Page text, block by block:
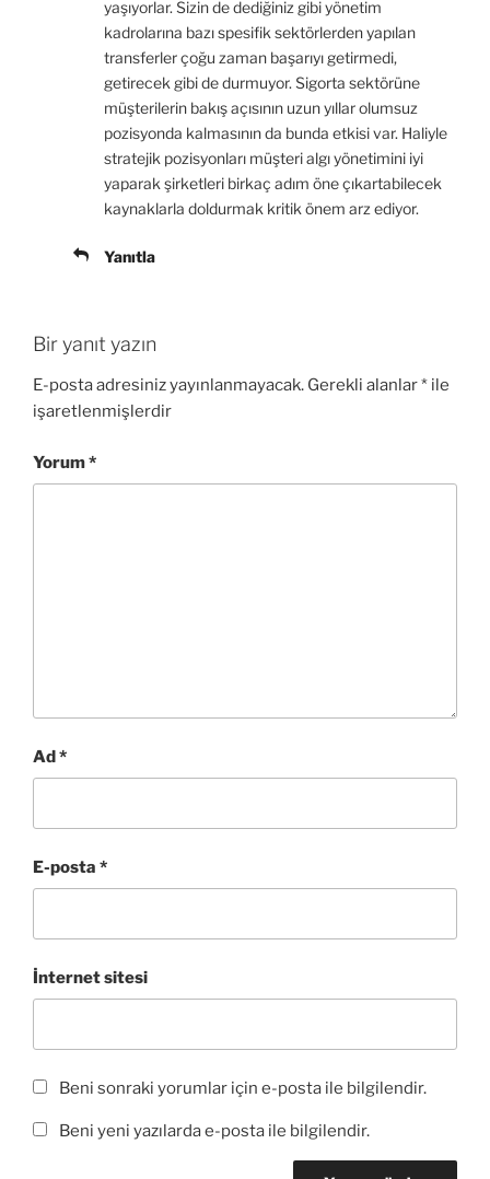
r
)
ç
ı
l
ı
r
)
ı
r
)
r
)
yaşıyorlar. Sizin de dediğiniz gibi yönetim
kadrolarına bazı spesifik sektörlerden yapılan
transferler çoğu zaman başarıyı getirmedi,
getirecek gibi de durmuyor. Sigorta sektörüne
müşterilerin bakış açısının uzun yıllar olumsuz
pozisyonda kalmasının da bunda etkisi var. Haliyle
stratejik pozisyonları müşteri algı yönetimini iyi
yaparak şirketleri birkaç adım öne çıkartabilecek
kaynaklarla doldurmak kritik önem arz ediyor.
Yanıtla
Bir yanıt yazın
E-posta adresiniz yayınlanmayacak. Gerekli alanlar* ile
işaretlenmişlerdir
Yorum*
Ad*
E-posta *
İnternet sitesi
Beni sonraki yorumlar için e-posta ile bilgilendir.
Beni yeni yazılarda e-posta ile bilgilendir.